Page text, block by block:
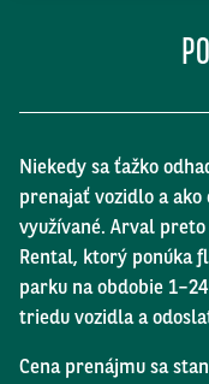
Niekedy sa ťažko
prenajať vozidlo a ako
využívané. Arval
Rental, ktorý ponúka
parku na obdobie
triedu vozidla a
Cena prenájmu sa